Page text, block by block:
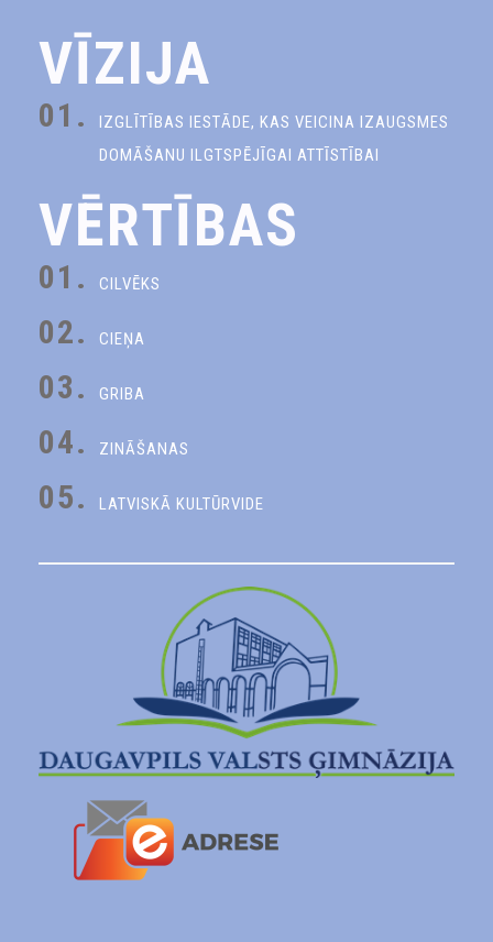
VĪZIJA
01.
IZGLĪTĪBAS IESTĀDE, KAS VEICINA IZAUGSMES
DOMĀŠANU ILGTSPĒJĪGAI ATTĪSTĪBAI
VĒRTĪBAS
01. CILVĒKS
02. CIEŅA
03. GRIBA
04. ZINĀŠANAS
05. LATVISKĀ KULTŪRVIDE